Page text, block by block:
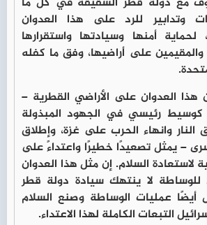
وتدابير للرد على هذا العدوان
لحماية أمنها وسيادتها واستقرارها
على أراضيها، وفق ما كفله
هذا العدوان على الأراضي القطرية –
رئيسي في الجهود المبذولة
النار وانهاء الحرب على غزة، وإطلاق
– يمثل تصعيدًا خطيرًا واعتداءً على
لاستعادة السلام. إن مثل هذا العدوان
لا ينتهك سيادة دولة قطر
عمليات الوساطة وصنع السلام
التبعات الكاملة لهذا الاعتداء.